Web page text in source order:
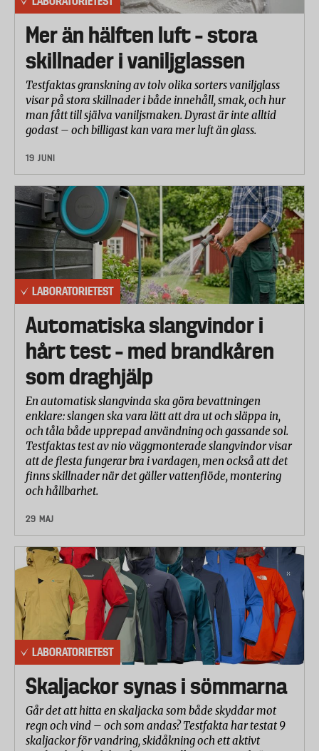
nya begränsningen ska kunna träda i kraft under 2018.
Källa: Kemi
Mer än hälften luft – stora
skillnader i vaniljglassen
Testfaktas granskning av tolv olika sorters vaniljglass
visar på stora skillnader i både innehåll, smak, och hur
man fått till själva vaniljsmaken. Dyrast är inte alltid
godast – och billigast kan vara mer luft än glass.
19 JUNI
LABORATORIETEST
Automatiska slangvindor i
hårt test – med brandkåren
som draghjälp
En automatisk slangvinda ska göra bevattningen
enklare: slangen ska vara lätt att dra ut och släppa in,
och tåla både upprepad användning och gassande sol.
Testfaktas test av nio väggmonterade slangvindor visar
att de flesta fungerar bra i vardagen, men också att det
finns skillnader när det gäller vattenflöde, montering
och hållbarhet.
29 MAJ
LABORATORIETEST
Skaljackor synas i sömmarna
Går det att hitta en skaljacka som både skyddar mot
regn och vind – och som andas? Testfakta har testat 9
skaljackor för vandring, skidåkning och ett aktivt